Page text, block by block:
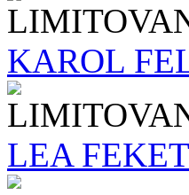
KAROL
LEA